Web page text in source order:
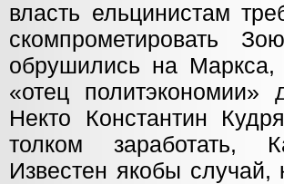
власть ельцинистам
скомпрометировать
обрушились на
«отец политэкономии»
Некто Константин
толком заработать,
Известен якобы случай,